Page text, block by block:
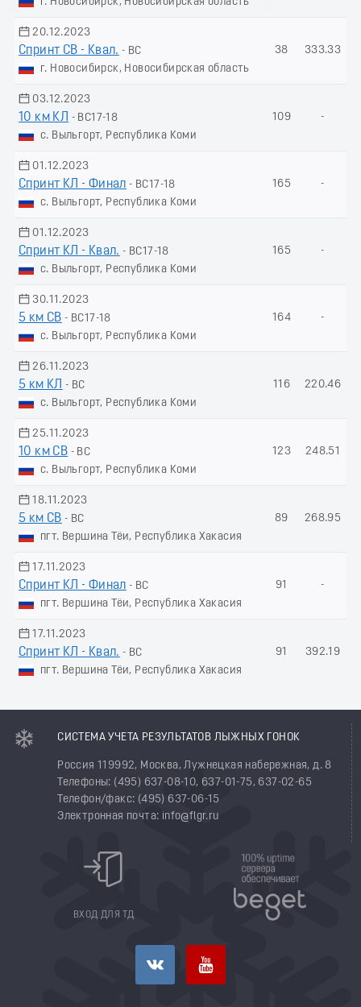
20.12.2023
Спринт СВ - Квал. - ВС
г. Новосибирск, Новосибирская область
38 333.33
03.12.2023
10 км КЛ
- ВС17-18
с. Выльгорт, Республика Коми
109 -
01.12.2023
Спринт КЛ - Финал - ВС17-18
с. Выльгорт, Республика Коми
165 -
01.12.2023
Спринт КЛ - Квал. - ВС17-18
с. Выльгорт, Республика Коми
165 -
30.11.2023
5 км СВ - ВС17-18
с. Выльгорт, Республика Коми
164 -
26.11.2023
5 км КЛ
- ВС
с. Выльгорт, Республика Коми
116 220.46
25.11.2023
10 км СВ - ВС
с. Выльгорт, Республика Коми
123 248.51
18.11.2023
5 км СВ - ВС
пгт. Вершина Тёи, Республика Хакасия
89 268.95
17.11.2023
Спринт КЛ - Финал - ВС
пгт. Вершина Тёи, Республика Хакасия
91 -
17.11.2023
Спринт КЛ - Квал. - ВС
пгт. Вершина Тёи, Республика Хакасия
91 392.19
СИСТЕМА УЧЕТА РЕЗУЛЬТАТОВ ЛЫЖНЫХ ГОНОК
Россия 119992, Москва, Лужнецкая набережная, д. 8
Телефоны: (495) 637-08-10, 637-01-75, 637-02-65
Телефон/факс: (495) 637-06-15
Электронная почта: info@flgr.ru
ВХОД ДЛЯ ТД